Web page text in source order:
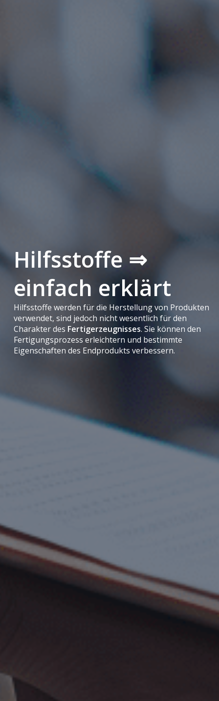
Hilfsstoffe ⇒
einfach erklärt
Hilfsstoffe werden für die Herstellung von Produkten
verwendet, sind jedoch nicht wesentlich für den
Charakter des Fertigerzeugnisses. Sie können den
Fertigungsprozess erleichtern und bestimmte
Eigenschaften des Endprodukts verbessern.